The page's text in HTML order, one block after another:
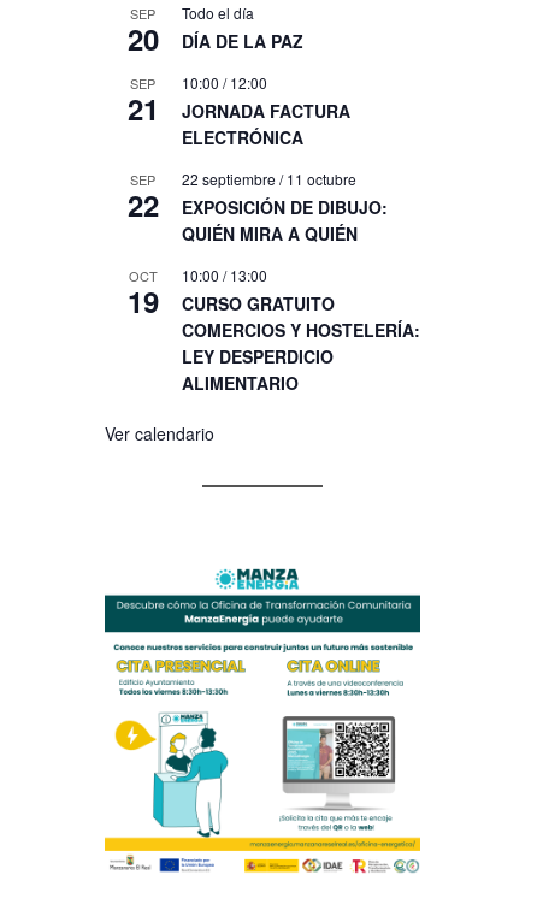
SEP
20
Todo el día
DÍA DE LA PAZ
SEP
21
10:00 /12:00
JORNADA FACTURA
ELECTRÓNICA
SEP
22
22 septiembre /11 octubre
EXPOSICIÓN DE DIBUJO:
QUIÉN MIRA A QUIÉN
OCT
19
10:00 /13:00
CURSO GRATUITO
COMERCIOS Y HOSTELERÍA:
LEY DESPERDICIO
ALIMENTARIO
Ver calendario